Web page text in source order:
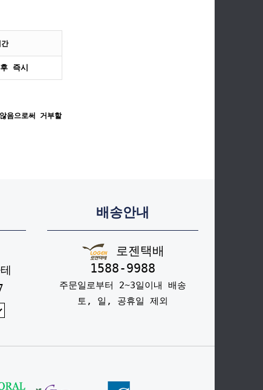
즉시
음으로써 거부할
배송안내
로젠택배
1588-9988
주문일로부터 2~3일이내 배송
토, 일, 공휴일 제외